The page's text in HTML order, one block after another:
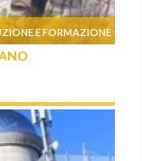
E FORMAZIONE